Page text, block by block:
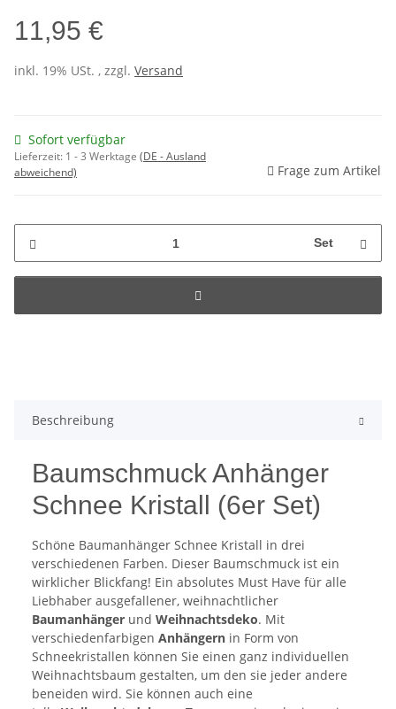
11,95 €
inkl. 19% USt. , zzgl. Versand
Sofort verfügbar
Lieferzeit: 1 - 3 Werktage (DE - Ausland
abweichend)
Frage zum Artikel
Set
Beschreibung
Baumschmuck Anhänger
Schnee Kristall (6er Set)
Schöne Baumanhänger Schnee Kristall in drei
verschiedenen Farben. Dieser Baumschmuck ist ein
wirklicher Blickfang! Ein absolutes Must Have für alle
Liebhaber ausgefallener, weihnachtlicher
Baumanhänger und Weihnachtsdeko. Mit
verschiedenfarbigen Anhängern in Form von
Schneekristallen können Sie einen ganz individuellen
Weihnachtsbaum gestalten, um den sie jeder andere
beneiden wird. Sie können auch eine